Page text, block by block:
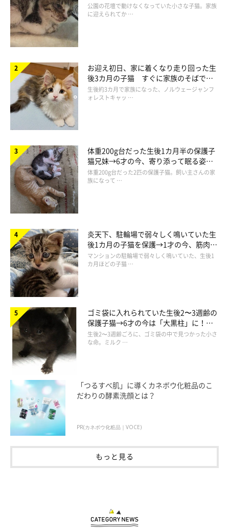
声を頼りに1時間ほど辺りを探すと、空き家の玄関の前で小さく
震えている真っ白な子猫がいたのだそう。
でした。
コハクさんは目ヤニがひどくて、目が開いていなかったそうです
が、飼い主さんご夫婦が近づくと自分から寄ってきてくれたのだ
そう。飼い主さんは当時をこのように振り返ります。
と“姉妹”のような関係に
公園の花壇で動けなくなっていた小さな子猫。家族
に迎えられてか …
お迎え初日、家に着くなり走り回った生
後3カ月の子猫 すぐに家族のそばで落
ち着く姿に「迎えてよかった」
生後約3カ月で家族になった、ノルウェージャンフ
ォレストキャッ …
体重200g台だった生後1カ月半の保護子
猫兄妹→6才の今、寄り添って眠る姿に
ほっこり！
体重200g台だった2匹の保護子猫。飼い主さんの家
族になって …
炎天下、駐輪場で弱々しく鳴いていた生
後1カ月の子猫を保護→1才の今、筋肉質
でツンデレなコに成長
マンションの駐輪場で弱々しく鳴いていた、生後1
カ月ほどの子猫 …
ゴミ袋に入れられていた生後2〜3週齢の
保護子猫→6才の今は「大黒柱」に！
美しい黒猫に成長した姿にグッとくる
生後2〜3週齢ごろに、ゴミ袋の中で見つかった小さ
な命。ミルク …
「つるすべ肌」に導くカネボウ化粧品のこ
だわりの酵素洗顔とは？
PR(カネボウ化粧品｜VOCE)
もっと見る